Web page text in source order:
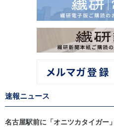
速報ニュース
名古屋駅前に「オニツカタイガ